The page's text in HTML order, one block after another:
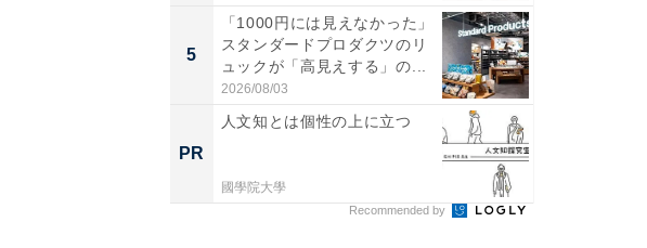
5
「1000円には見えなかった」
スタンダードプロダクツのリ
ュックが「高見えする」の...
2026/08/03
PR
人文知とは個性の上に立つ
國學院大學
Recommended by